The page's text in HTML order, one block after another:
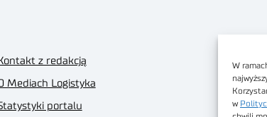
W
w
z redakcją
Mediach Logistyka
portalu